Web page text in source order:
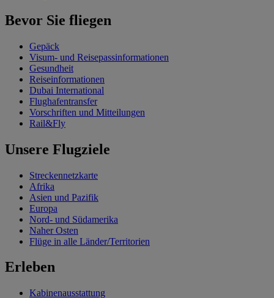
Bevor Sie fliegen
Gepäck
Visum- und Reisepassinformationen
Gesundheit
Reiseinformationen
Dubai International
Flughafentransfer
Vorschriften und Mitteilungen
Rail&Fly
Unsere Flugziele
Streckennetzkarte
Afrika
Asien und Pazifik
Europa
Nord- und Südamerika
Naher Osten
Flüge in alle Länder/Territorien
Erleben
Kabinenausstattung